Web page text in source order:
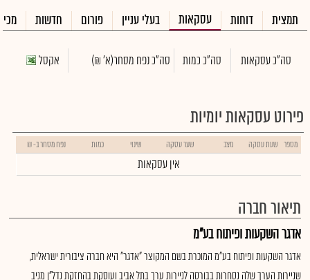
תמצית דוחות עסקאות בעלי עניין פורום חדשות
סה"כ עסקאות סה"כ כמות סה"כ נפח מסחר(א' ₪) אקסל
פירוט עסקאות יומיות
מספר שעת עסקה מצב שער עסקה שינוי כמות נפח מסחר ב- ₪
אין עסקאות
תיאור חברה
אדגר השקעות ופיתוח בע"מ
אדגר השקעות ופיתוח בע"מ המוכרת בשם המקוצר "אדגר" היא חברה ציבורית ישראלית,
שניירות הערך שלה נסחרות בבורסה לניירות ערך בתל אביב ועוסקת בהחזקת נדל"ן מניב